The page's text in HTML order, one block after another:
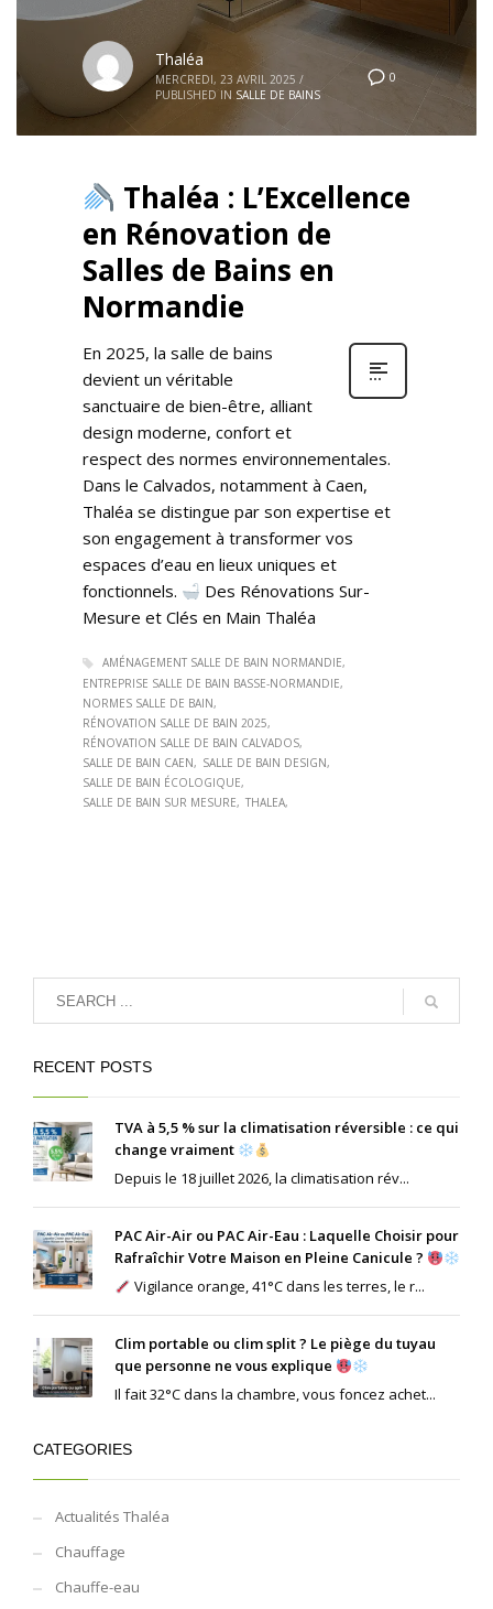
0
Thaléa
MERCREDI, 23 AVRIL 2025 /
PUBLISHED IN SALLE DE BAINS
Thaléa : L’Excellence
en Rénovation de
Salles de Bains en
Normandie
En 2025, la salle de bains
devient un véritable
sanctuaire de bien-être, alliant
design moderne, confort et
respect des normes environnementales.
Dans le Calvados, notamment à Caen,
Thaléa se distingue par son expertise et
son engagement à transformer vos
espaces d’eau en lieux uniques et
fonctionnels.​
Des Rénovations Sur-
Mesure et Clés en Main Thaléa
AMÉNAGEMENT SALLE DE BAIN NORMANDIE
ENTREPRISE SALLE DE BAIN BASSE-NORMANDIE
NORMES SALLE DE BAIN
RÉNOVATION SALLE DE BAIN 2025
RÉNOVATION SALLE DE BAIN CALVADOS
SALLE DE BAIN CAEN
SALLE DE BAIN DESIGN
SALLE DE BAIN ÉCOLOGIQUE​
SALLE DE BAIN SUR MESURE
THALEA
RECENT POSTS
TVA à 5,5 % sur la climatisation réversible : ce qui
change vraiment
Depuis le 18 juillet 2026, la climatisation rév...
PAC Air-Air ou PAC Air-Eau : Laquelle Choisir pour
Rafraîchir Votre Maison en Pleine Canicule ?
Vigilance orange, 41°C dans les terres, le r...
Clim portable ou clim split ? Le piège du tuyau
que personne ne vous explique
Il fait 32°C dans la chambre, vous foncez achet...
CATEGORIES
Actualités Thaléa
Chauffage
Chauffe-eau